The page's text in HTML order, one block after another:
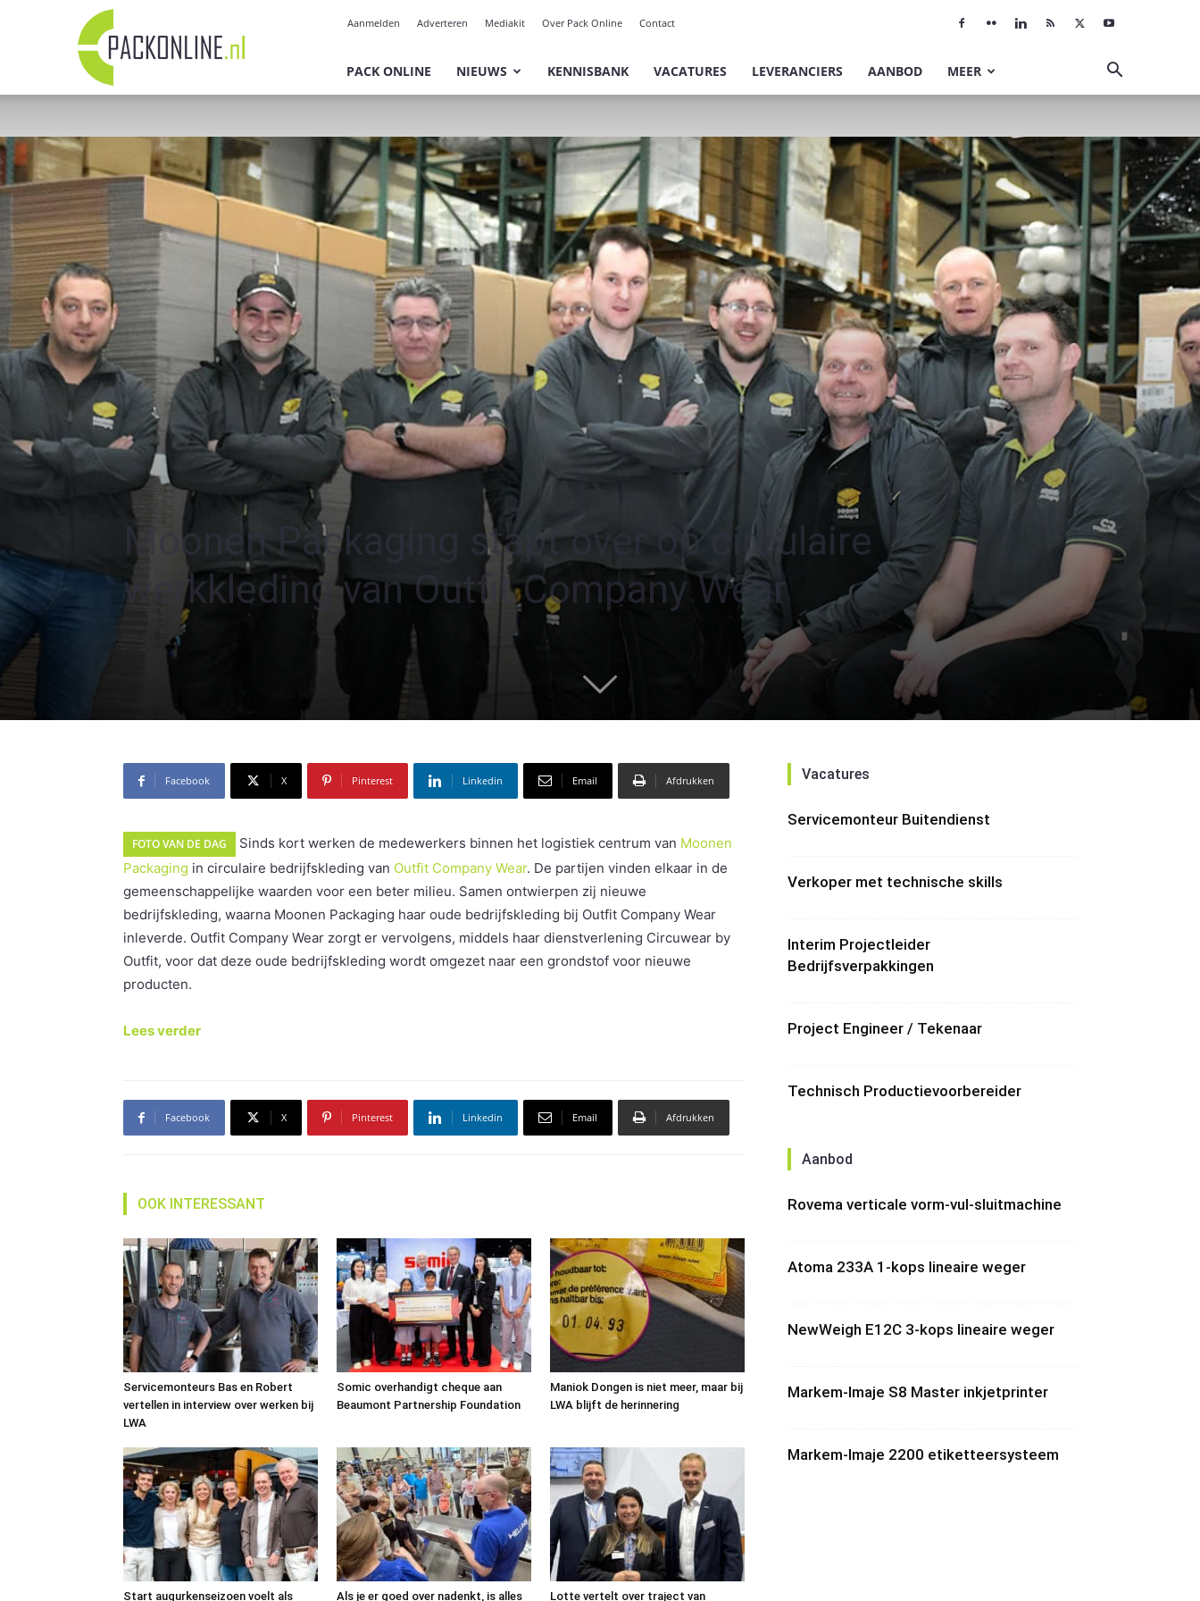
Pack
Online
Aanmelden Adverteren Mediakit Over Pack Online Contact
PACK ONLINE NIEUWS KENNISBANK VACATURES LEVERANCIERS AANBOD MEER
Moonen Packaging stapt over op circulaire
werkkleding van Outfit Company Wear
Facebook X Pinterest Linkedin Email Afdrukken
FOTO VAN DE DAG Sinds kort werken de medewerkers binnen het logistiek centrum van Moonen
Packaging in circulaire bedrijfskleding van Outfit Company Wear. De partijen vinden elkaar in de
gemeenschappelijke waarden voor een beter milieu. Samen ontwierpen zij nieuwe
bedrijfskleding, waarna Moonen Packaging haar oude bedrijfskleding bij Outfit Company Wear
inleverde. Outfit Company Wear zorgt er vervolgens, middels haar dienstverlening Circuwear by
Outfit, voor dat deze oude bedrijfskleding wordt omgezet naar een grondstof voor nieuwe
producten.
Lees verder
Facebook X Pinterest Linkedin Email Afdrukken
OOK INTERESSANT
Servicemonteurs Bas en Robert
vertellen in interview over werken bij
LWA
Somic overhandigt cheque aan
Beaumont Partnership Foundation
Maniok Dongen is niet meer, maar bij
LWA blijft de herinnering
Start augurkenseizoen voelt als Als je er goed over nadenkt, is alles Lotte vertelt over traject van
Vacatures
Servicemonteur Buitendienst
Verkoper met technische skills
Interim Projectleider
Bedrijfsverpakkingen
Project Engineer / Tekenaar
Technisch Productievoorbereider
Aanbod
Rovema verticale vorm-vul-sluitmachine
Atoma 233A 1-kops lineaire weger
NewWeigh E12C 3-kops lineaire weger
Markem-Imaje S8 Master inkjetprinter
Markem-Imaje 2200 etiketteersysteem